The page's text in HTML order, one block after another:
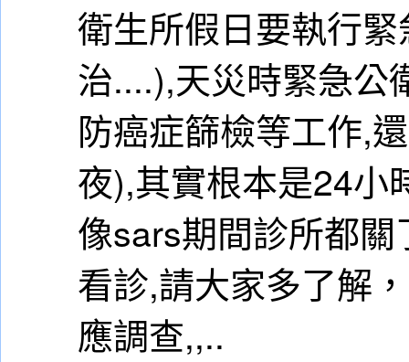
衛生所假日要執行
治....),天災時緊急公
防癌症篩檢等工作,
夜),其實根本是24小
像sars期間診所都
看診,請大家多了解
應調查,,..